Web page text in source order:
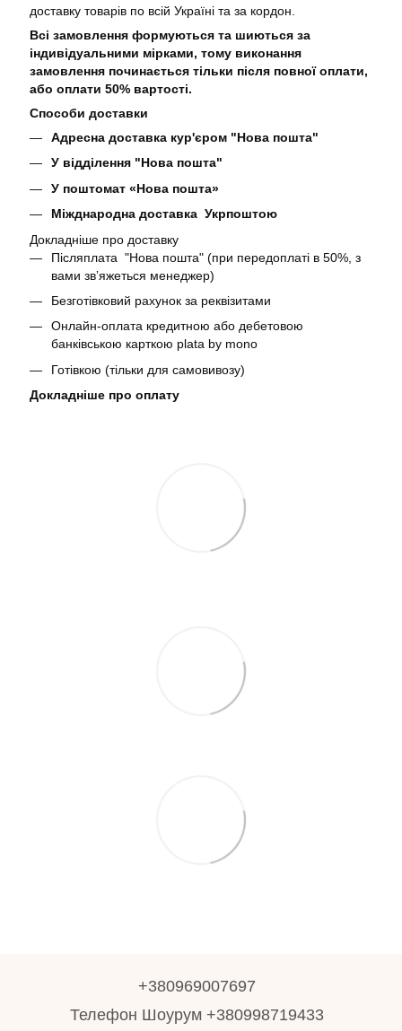
доставку товарів по всій Україні та за кордон.
Всі замовлення формуються та шиються за
індивідуальними мірками, тому виконання
замовлення починається тільки після повної оплати,
або оплати 50% вартості.
Способи доставки
Адресна доставка кур'єром "Нова пошта"
У відділення "Нова пошта"
У поштомат «Нова пошта»
Міжднародна доставка Укрпоштою
Докладніше про доставку
Післяплата "Нова пошта" (при передоплаті в 50%, з
вами звʼяжеться менеджер)
Безготівковий рахунок за реквізитами
Онлайн-оплата кредитною або дебетовою
банківською карткою plata by mono
Готівкою (тільки для самовивозу)
Докладніше про оплату
+380969007697
Телефон Шоурум +380998719433